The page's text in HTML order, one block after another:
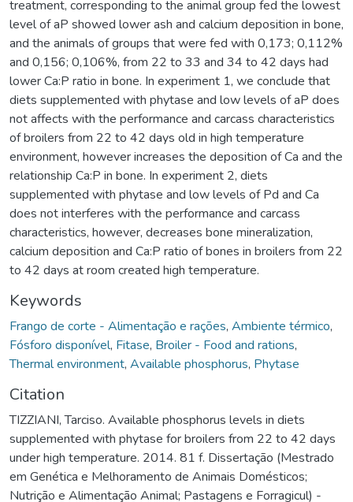
treatment, corresponding to the animal group fed the lowest
level of aP showed lower ash and calcium deposition in bone,
and the animals of groups that were fed with 0,173; 0,112%
and 0,156; 0,106%, from 22 to 33 and 34 to 42 days had
lower Ca:P ratio in bone. In experiment 1, we conclude that
diets supplemented with phytase and low levels of aP does
not affects with the performance and carcass characteristics
of broilers from 22 to 42 days old in high temperature
environment, however increases the deposition of Ca and the
relationship Ca:P in bone. In experiment 2, diets
supplemented with phytase and low levels of Pd and Ca
does not interferes with the performance and carcass
characteristics, however, decreases bone mineralization,
calcium deposition and Ca:P ratio of bones in broilers from 22
to 42 days at room created high temperature.
Keywords
Frango de corte - Alimentação e rações, Ambiente térmico,
Fósforo disponível, Fitase, Broiler - Food and rations,
Thermal environment, Available phosphorus, Phytase
Citation
TIZZIANI, Tarciso. Available phosphorus levels in diets
supplemented with phytase for broilers from 22 to 42 days
under high temperature. 2014. 81 f. Dissertação (Mestrado
em Genética e Melhoramento de Animais Domésticos;
Nutrição e Alimentação Animal; Pastagens e Forragicul) -